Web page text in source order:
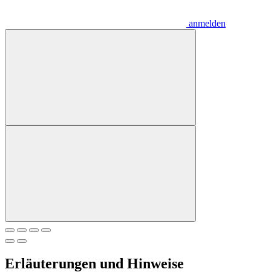
anmelden
Erläuterungen und Hinweise